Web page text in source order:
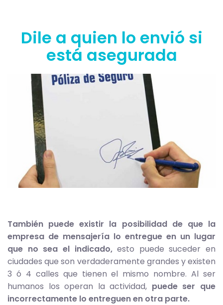
Dile a quien lo envió si
está asegurada
También puede existir la posibilidad de que la
empresa de mensajería lo entregue en un lugar
que no sea el indicado,esto puede suceder en
ciudades que son verdaderamente grandes y existen
3 ó 4 calles que tienen el mismo nombre. Al ser
humanos los operan la actividad, puede ser que
incorrectamente lo entreguen en otra parte.